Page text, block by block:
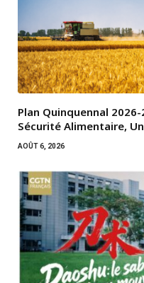
Plan Quinquennal 2026-
Sécurité Alimentaire,
AOÛT 6, 2026